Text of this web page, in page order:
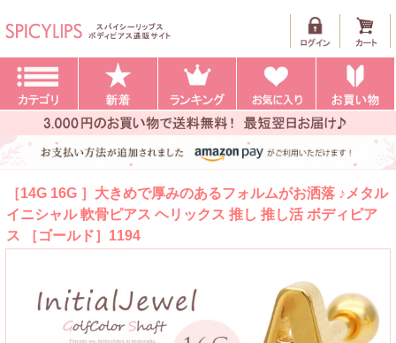
［14G 16G ］大きめで厚みのあるフォルムがお洒落 ♪メタル
イニシャル 軟骨ピアス ヘリックス 推し 推し活 ボディピア
ス ［ゴールド］1194